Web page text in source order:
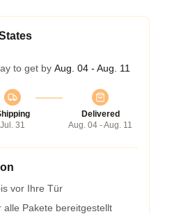
to get by Aug. 04 - Aug. 11
Jul. 31
Delivered
Aug. 04 - Aug. 11
vor Ihre Tür
alle Pakete bereitgestellt